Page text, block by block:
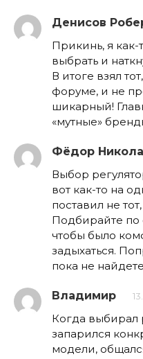
Денисов
Прикинь, я как-
выбрать и
В итоге взял
форуме, и не
шикарный!
«мутные»
Фёдор
Выбор
вот как-то на
поставил не
Подбирайте по
чтобы было
задыхаться.
пока не
Владимир
Когда выбирал
запарился
модели,